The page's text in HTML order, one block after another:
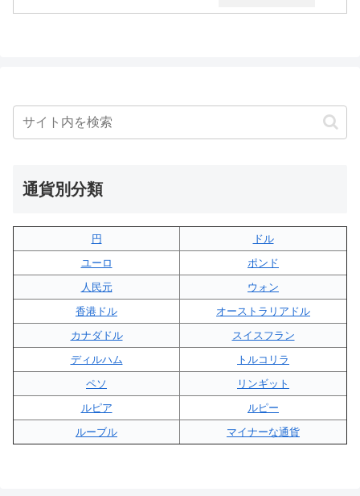
通貨別分類
円
ドル
ユーロ
ポンド
人民元
ウォン
香港ドル
オーストラリアドル
カナダドル
スイスフラン
ディルハム
トルコリラ
ペソ
リンギット
ルピア
ルピー
ルーブル
マイナーな通貨